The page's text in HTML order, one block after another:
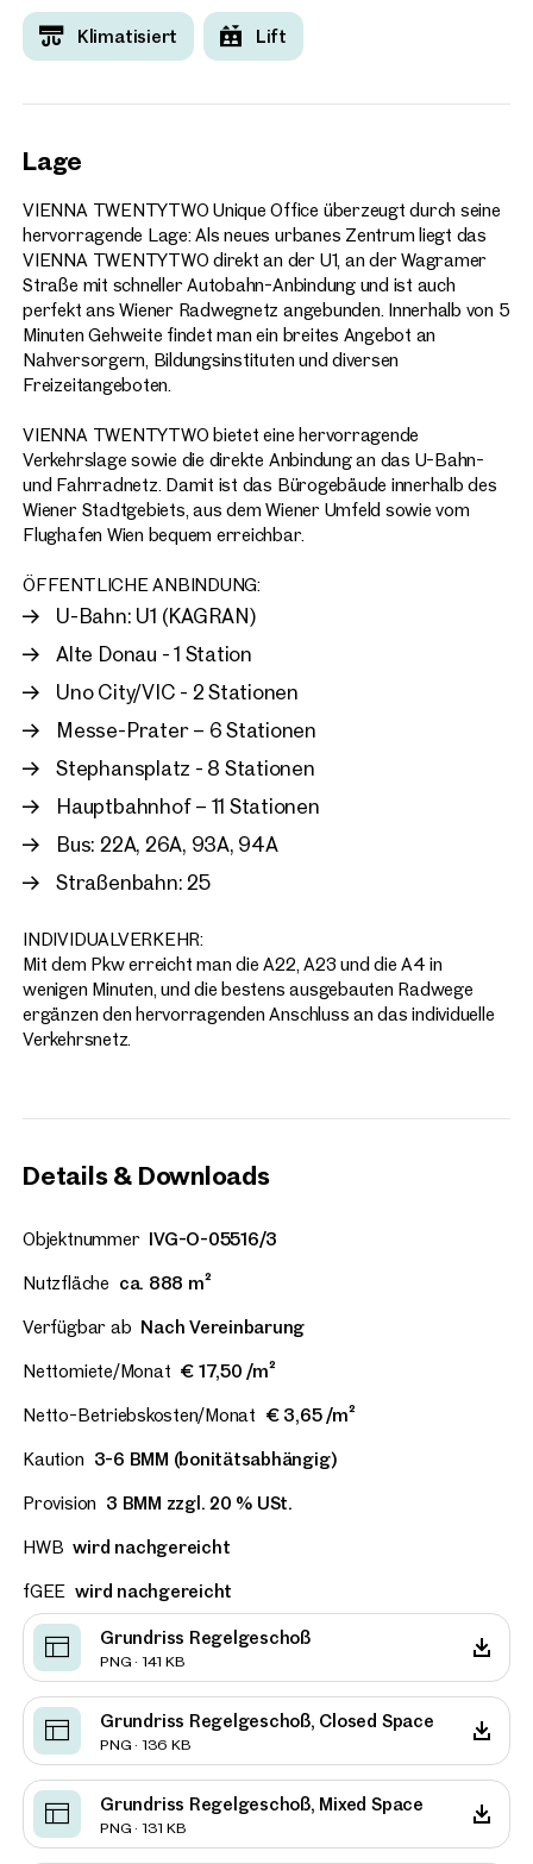
Klimatisiert Lift
Lage
VIENNA TWENTYTWO Unique Office überzeugt durch seine
hervorragende Lage: Als neues urbanes Zentrum liegt das
VIENNA TWENTYTWO direkt an der U1, an der Wagramer
Straße mit schneller Autobahn-Anbindung und ist auch
perfekt ans Wiener Radwegnetz angebunden. Innerhalb von 5
Minuten Gehweite findet man ein breites Angebot an
Nahversorgern, Bildungsinstituten und diversen
Freizeitangeboten.
VIENNA TWENTYTWO bietet eine hervorragende
Verkehrslage sowie die direkte Anbindung an das U-Bahn-
und Fahrradnetz. Damit ist das Bürogebäude innerhalb des
Wiener Stadtgebiets, aus dem Wiener Umfeld sowie vom
Flughafen Wien bequem erreichbar.
ÖFFENTLICHE ANBINDUNG:
U-Bahn: U1 (KAGRAN)
Alte Donau - 1 Station
Uno City/VIC - 2 Stationen
Messe-Prater – 6 Stationen
Stephansplatz - 8 Stationen
Hauptbahnhof – 11 Stationen
Bus: 22A, 26A, 93A, 94A
Straßenbahn: 25
INDIVIDUALVERKEHR:
Mit dem Pkw erreicht man die A22, A23 und die A4 in
wenigen Minuten, und die bestens ausgebauten Radwege
ergänzen den hervorragenden Anschluss an das individuelle
Verkehrsnetz.
Details & Downloads
Objektnummer IVG-O-05516/3
Nutzfläche ca. 888 m²
Verfügbar ab Nach Vereinbarung
Nettomiete/Monat € 17,50 /m²
Netto-Betriebskosten/Monat € 3,65 /m²
Kaution 3-6 BMM (bonitätsabhängig)
Provision 3 BMM zzgl. 20 % USt.
HWB wird nachgereicht
fGEE wird nachgereicht
Grundriss Regelgeschoß
PNG · 141 KB
Grundriss Regelgeschoß, Closed Space
PNG · 136 KB
Grundriss Regelgeschoß, Mixed Space
PNG · 131 KB